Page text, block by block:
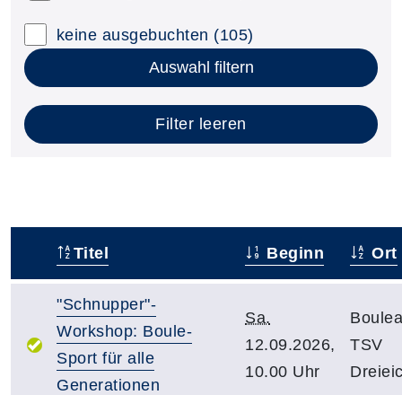
keine ausgebuchten (105)
Auswahl filtern
Filter leeren
Titel Beginn Ort
"Schnupper"-
Workshop: Boule-
Sport für alle
Generationen
Sa.
12.09.2026,
10.00 Uhr
TSV